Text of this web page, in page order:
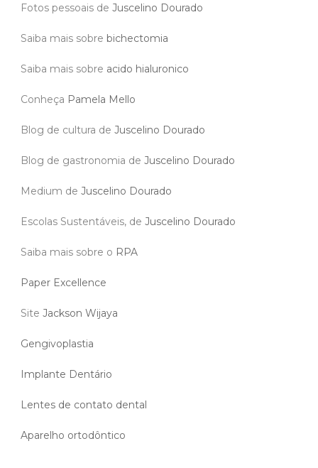
Fotos pessoais de Juscelino Dourado
Saiba mais sobre bichectomia
Saiba mais sobre acido hialuronico
Conheça Pamela Mello
Blog de cultura de Juscelino Dourado
Blog de gastronomia de Juscelino Dourado
Medium de Juscelino Dourado
Escolas Sustentáveis, de Juscelino Dourado
Saiba mais sobre o RPA
Paper Excellence
Site Jackson Wijaya
Gengivoplastia
Implante Dentário
Lentes de contato dental
Aparelho ortodôntico